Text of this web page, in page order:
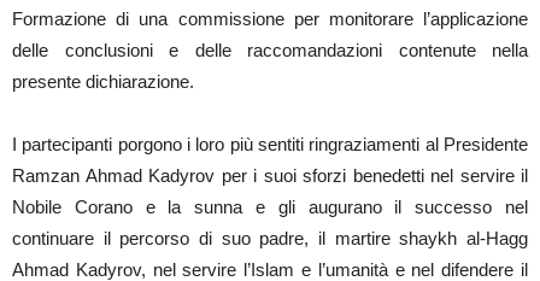
Formazione di una commissione per monitorare l’applicazione
delle conclusioni e delle raccomandazioni contenute nella
presente dichiarazione.
I partecipanti porgono i loro più sentiti ringraziamenti al Presidente
Ramzan Ahmad Kadyrov per i suoi sforzi benedetti nel servire il
Nobile Corano e la sunna e gli augurano il successo nel
continuare il percorso di suo padre, il martire shaykh al-Hagg
Ahmad Kadyrov, nel servire l’Islam e l’umanità e nel difendere il